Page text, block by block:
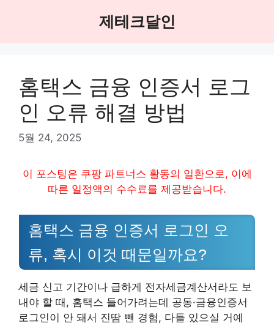
제테크달인
홈택스 금융 인증서 로그
인 오류 해결 방법
5월 24, 2025
이 포스팅은 쿠팡 파트너스 활동의 일환으로, 이에
따른 일정액의 수수료를 제공받습니다.
홈택스 금융 인증서 로그인 오
류, 혹시 이것 때문일까요?
세금 신고 기간이나 급하게 전자세금계산서라도 보
내야 할 때, 홈택스 들어가려는데 공동·금융인증서
로그인이 안 돼서 진땀 뺀 경험, 다들 있으실 거예